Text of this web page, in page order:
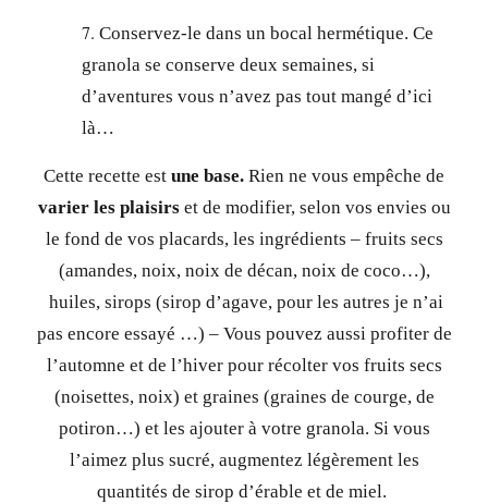
Conservez-le dans un bocal hermétique. Ce
granola se conserve deux semaines, si
d’aventures vous n’avez pas tout mangé d’ici
là…
Cette recette est une base. Rien ne vous empêche de
varier les plaisirset de modifier, selon vos envies ou
le fond de vos placards, les ingrédients – fruits secs
(amandes, noix, noix de décan, noix de coco…),
huiles, sirops (sirop d’agave, pour les autres je n’ai
pas encore essayé …) – Vous pouvez aussi profiter de
l’automne et de l’hiver pour récolter vos fruits secs
(noisettes, noix) et graines (graines de courge, de
potiron…) et les ajouter à votre granola. Si vous
l’aimez plus sucré, augmentez légèrement les
quantités de sirop d’érable et de miel.